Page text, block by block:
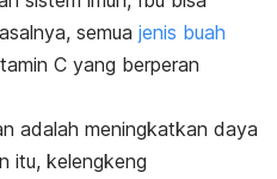
semua jenis buah
C yang berperan
adalah meningkatkan daya
itu, kelengkeng